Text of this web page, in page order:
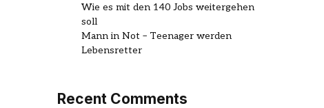
Wie es mit den 140 Jobs weitergehen
soll
Mann in Not – Teenager werden
Lebensretter
Recent Comments